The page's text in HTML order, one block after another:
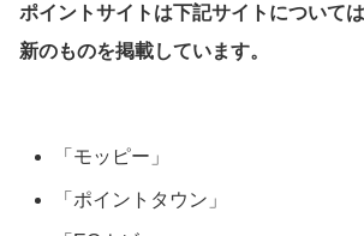
ポイントサイトは下記サイトについて
新のものを掲載しています。
「モッピー」
「ポイントタウン」